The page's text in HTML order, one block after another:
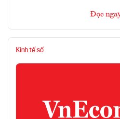
Đọc
Kinh tế số